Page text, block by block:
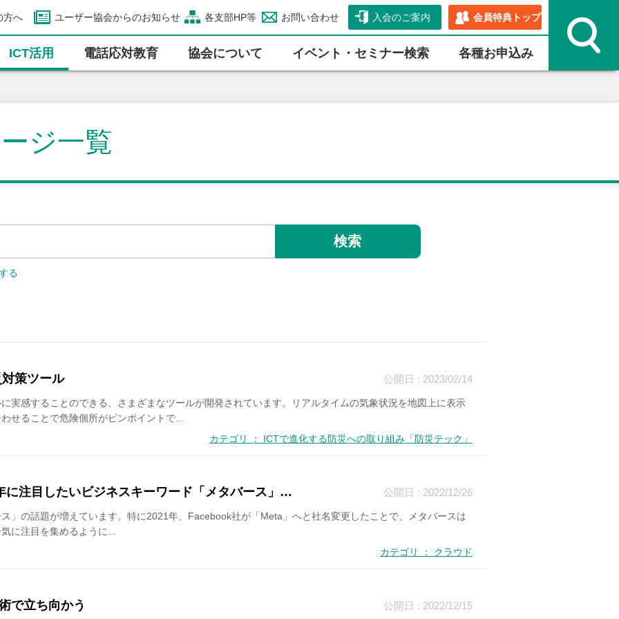
方へ ユーザー協会からのお知らせ 各支部HP等 お問い合わせ 入会のご案内 会員特典トップ
ICT活⽤ 電話応対教育 協会について イベント・セミナー検索 各種お申込み
ジ一覧
検索
る
策ツール 公開日 : 2023/02/14
実感することのできる、さまざまなツールが開発されています。リアルタイムの気象状況を地図上に表示
せることで危険個所がピンポイントで...
カテゴリ ： ICTで進化する防災への取り組み「防災テック」
に注目したいビジネスキーワード「メタバース」… 公開日 : 2022/12/26
」の話題が増えています。特に2021年、Facebook社が「Meta」へと社名変更したことで、メタバースは
に注目を集めるように...
カテゴリ ： クラウド
で立ち向かう 公開日 : 2022/12/15